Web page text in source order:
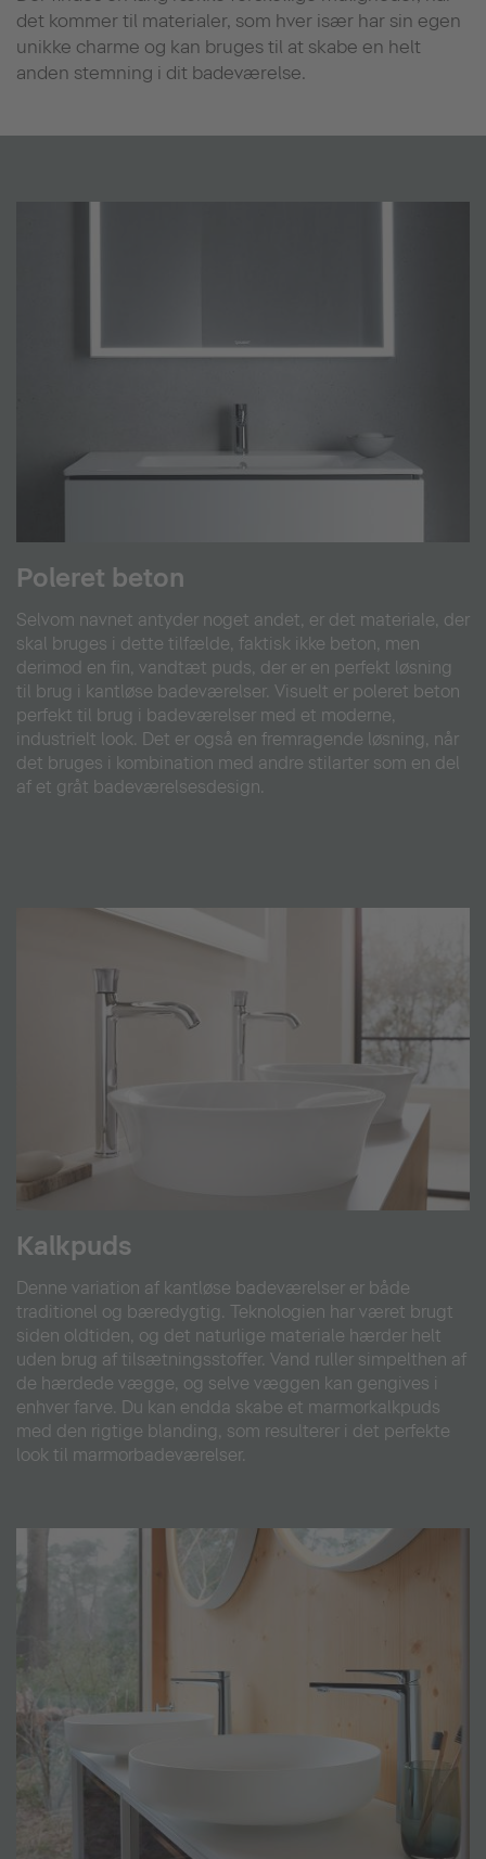
det kommer til materialer, som hver især har sin egen
unikke charme og kan bruges til at skabe en helt
anden stemning i dit badeværelse.
Poleret beton
Selvom navnet antyder noget andet, er det materiale, der
skal bruges i dette tilfælde, faktisk ikke beton, men
derimod en fin, vandtæt puds, der er en perfekt løsning
til brug i kantløse badeværelser. Visuelt er poleret beton
perfekt til brug i badeværelser med et moderne,
industrielt look. Det er også en fremragende løsning, når
det bruges i kombination med andre stilarter som en del
af et gråt badeværelsesdesign.
Kalkpuds
Denne variation af kantløse badeværelser er både
traditionel og bæredygtig. Teknologien har været brugt
siden oldtiden, og det naturlige materiale hærder helt
uden brug af tilsætningsstoffer. Vand ruller simpelthen af
​​de hærdede vægge, og selve væggen kan gengives i
enhver farve. Du kan endda skabe et marmorkalkpuds
med den rigtige blanding, som resulterer i det perfekte
look til marmorbadeværelser.